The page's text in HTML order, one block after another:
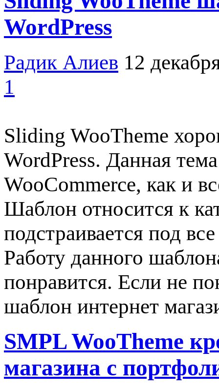
WordPress
Радик Алиев 12
1
Sliding WooTheme
WordPress. Данная
WooCommerce, как и
Шаблон относится к
подстраивается под
Работу данного
понравится. Если не
шаблон интернет
SMPL WooTheme
магазина с